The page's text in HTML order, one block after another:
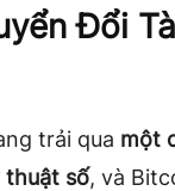
Đổi
trải qua một
thuật số, và